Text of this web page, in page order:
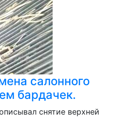
салонного
бардачек.
снятие верхней